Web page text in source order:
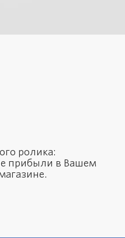
ролика:
прибыли в Вашем